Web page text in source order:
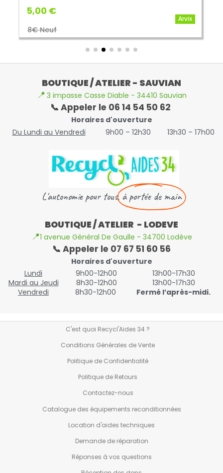
5,00 €
8€ Neuf
Arvix
BOUTIQUE / ATELIER - SAUVIAN
📍 3 impasse Casse Diable - 34410 Sauvian
📞 Appeler le 06 14 54 50 62
Horaires d'ouverture
Du Lundi au Vendredi
9h00 – 12h30 13h30 – 17h00
L'autonomie pour tous,à portée de main
BOUTIQUE / ATELIER - LODEVE
📍1 avenue Général De Gaulle - 34700 Lodève
📞 Appeler le 07 67 51 60 56
Horaires d'ouverture
Lundi
9h00-12h00
13h00-17h30
Mardi au Jeudi
8h30-12h00
13h00-17h30
Vendredi
8h30-12h00 Fermé l’après-midi.
C'est quoi Recycl'Aides 34 ?
Conditions Générales de Vente
Politique de Confidentialité
Politique de Retours
Contactez-nous
Catalogue des équipements reconditionnées
Location d'aides techniques
Demande de réparation
Réponses à vos questions